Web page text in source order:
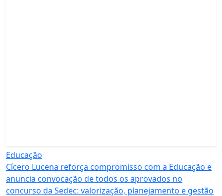
Educação
Cícero Lucena reforça compromisso com a Educação e
anuncia convocação de todos os aprovados no
concurso da Sedec: valorização, planejamento e gestão